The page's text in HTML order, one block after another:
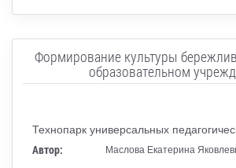
Формирование культуры
образовательном
Технопарк универсальных
Автор:
Маслова Екатерина